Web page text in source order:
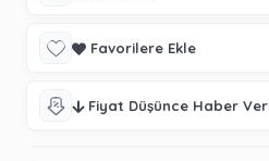
Favorilere Ekle
Fiyat Düşünce Haber Ver